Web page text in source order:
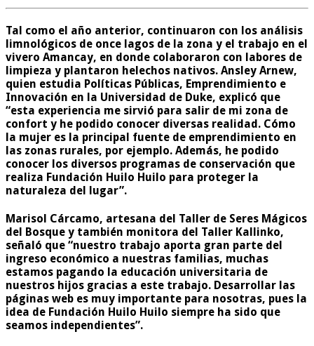
Tal como el año anterior, continuaron con los análisis
limnológicos de once lagos de la zona y el trabajo en el
vivero Amancay, en donde colaboraron con labores de
limpieza y plantaron helechos nativos. Ansley Arnew,
quien estudia Políticas Públicas, Emprendimiento e
Innovación en la Universidad de Duke, explicó que
“esta experiencia me sirvió para salir de mi zona de
confort y he podido conocer diversas realidad. Cómo
la mujer es la principal fuente de emprendimiento en
las zonas rurales, por ejemplo. Además, he podido
conocer los diversos programas de conservación que
realiza Fundación Huilo Huilo para proteger la
naturaleza del lugar”.
Marisol Cárcamo, artesana del Taller de Seres Mágicos
del Bosque y también monitora del Taller Kallinko,
señaló que “nuestro trabajo aporta gran parte del
ingreso económico a nuestras familias, muchas
estamos pagando la educación universitaria de
nuestros hijos gracias a este trabajo. Desarrollar las
páginas web es muy importante para nosotras, pues la
idea de Fundación Huilo Huilo siempre ha sido que
seamos independientes”.